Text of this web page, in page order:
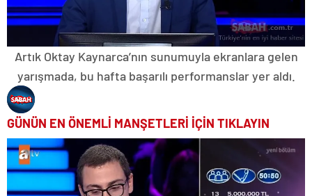
Artık Oktay Kaynarca’nın sunumuyla ekranlara gelen
yarışmada, bu hafta başarılı performanslar yer aldı.
GÜNÜN EN ÖNEMLİ MANŞETLERİ İÇİN TIKLAYIN